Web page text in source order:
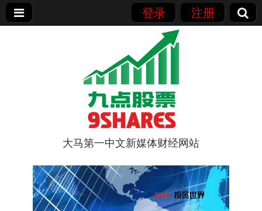
登录 注册
9点股票
大马第一中文新媒体财经网站